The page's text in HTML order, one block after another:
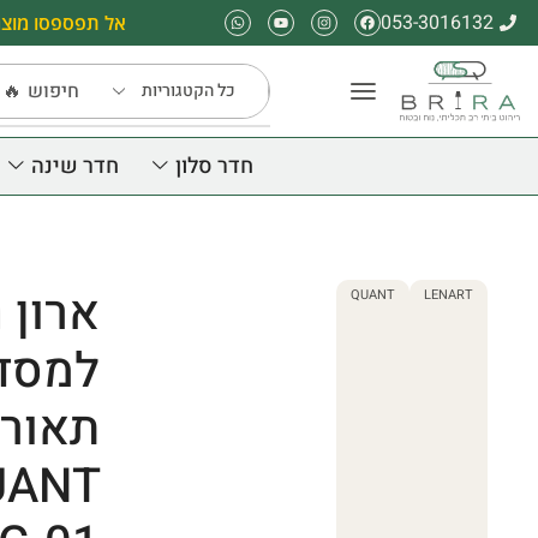
053-3016132 אל תפספסו
חיפוש
חדר סלון חדר שינה
LENART
QUANT